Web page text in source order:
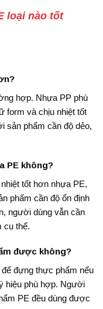
loại nào tốt
hợp. Nhựa PP phù
form và chịu nhiệt tốt
sản phẩm cần độ dẻo,
PE không?
tốt hơn nhựa PE,
phẩm cần độ ổn định
người dùng vẫn cần
cụ thể.
được không?
đựng thực phẩm nếu
hiệu phù hợp. Người
PE đều dùng được